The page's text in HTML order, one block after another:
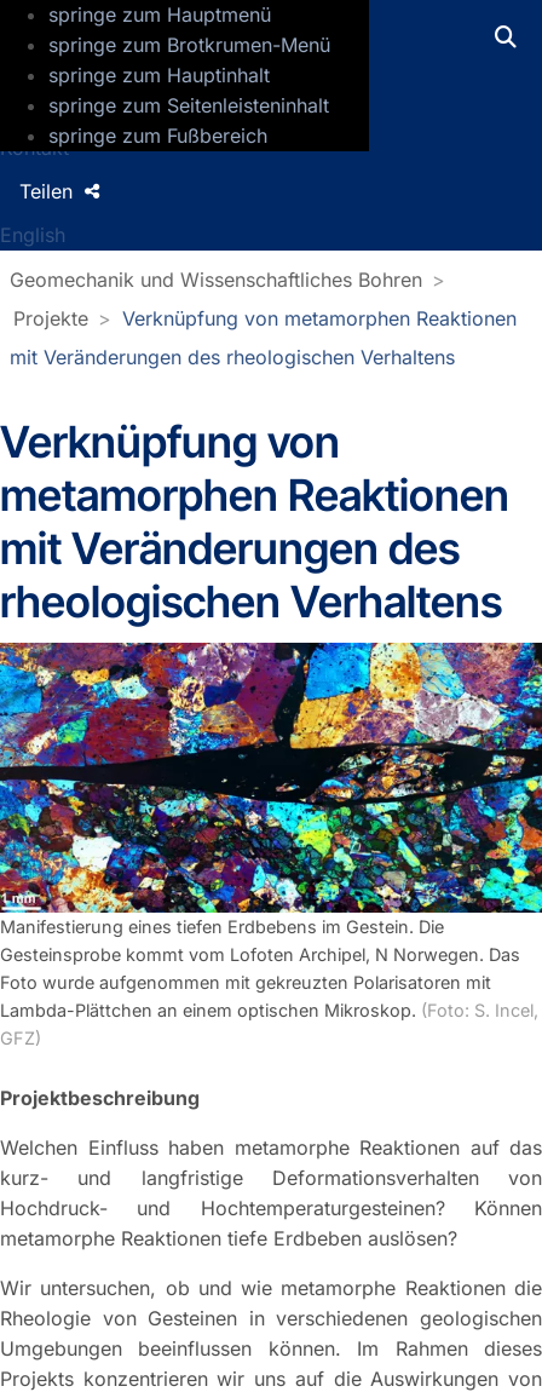
springe zum Hauptmenü
springe zum Brotkrumen-Menü
springe zum Hauptinhalt
springe zum Seitenleisteninhalt
springe zum Fußbereich
GFZ Helmholtz-Zentrum für
Presse
Jobs
Kontakt
English
Teilen
Geomechanik und Wissenschaftliches Bohren
Projekte
Verknüpfung von metamorphen Reaktionen
mit Veränderungen des rheologischen Verhaltens
Verknüpfung von
metamorphen Reaktionen
mit Veränderungen des
rheologischen Verhaltens
Manifestierung eines tiefen Erdbebens im Gestein. Die
Gesteinsprobe kommt vom Lofoten Archipel, N Norwegen. Das
Foto wurde aufgenommen mit gekreuzten Polarisatoren mit
Lambda-Plättchen an einem optischen Mikroskop. (Foto: S. Incel,
GFZ)
Projektbeschreibung
Welchen Einfluss haben metamorphe Reaktionen auf das
kurz- und langfristige Deformationsverhalten von
Hochdruck- und Hochtemperaturgesteinen? Können
metamorphe Reaktionen tiefe Erdbeben auslösen?
Wir untersuchen, ob und wie metamorphe Reaktionen die
Rheologie von Gesteinen in verschiedenen geologischen
Umgebungen beeinflussen können. Im Rahmen dieses
Projekts konzentrieren wir uns auf die Auswirkungen von